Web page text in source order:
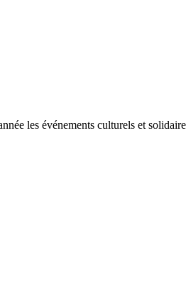
les événements culturels et